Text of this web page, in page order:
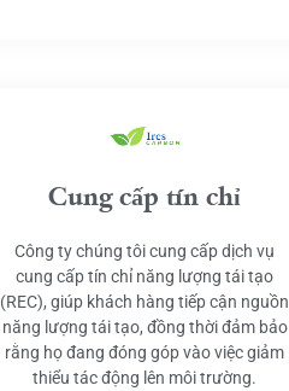
Cung cấp tín chỉ
Công ty chúng tôi cung cấp dịch vụ
cung cấp tín chỉ năng lượng tái tạo
(REC), giúp khách hàng tiếp cận nguồn
năng lượng tái tạo, đồng thời đảm bảo
rằng họ đang đóng góp vào việc giảm
thiểu tác động lên môi trường.